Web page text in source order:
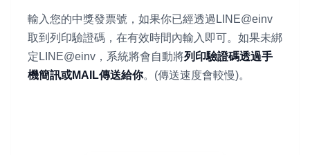
輸入您的中獎發票號，如果你已經透過LINE@einv
取到列印驗證碼，在有效時間內輸入即可。如果未綁
定LINE@einv，系統將會自動將列印驗證碼透過手
機簡訊或MAIL傳送給你。(傳送速度會較慢)。